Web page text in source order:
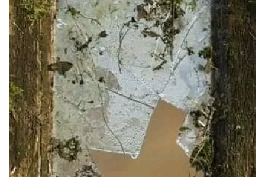
Damar Sözler
Komik Sözler
ilahi sözleri
Dini Sözler
Günaydın Mesajları